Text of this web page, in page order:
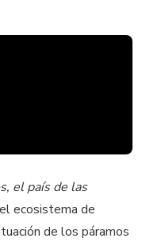
el país de las
ecosistema de
de los páramos